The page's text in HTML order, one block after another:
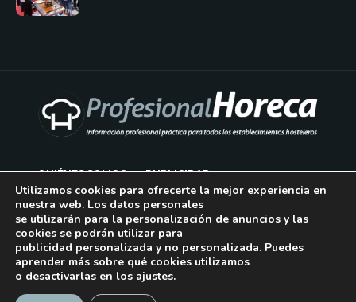
QUIÉNES SOMOS PUBLICIDAD
AVISO LEGAL
POLÍTICA DE COOKIES
POLÍTICA DE PRIVACIDAD
Utilizamos cookies para ofrecerte la mejor experiencia en
nuestra web. Los datos personales
se utilizarán para la personalización de anuncios y las
cookies se podrán utilizar para
publicidad personalizada y no personalizada. Puedes
aprender más sobre qué cookies utilizamos
o desactivarlas en los ajustes.